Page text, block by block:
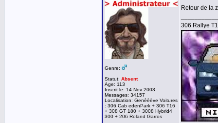
Genre:
Statut: Absent
Age: 113
Inscrit le: 14 Nov 2003
Messages: 34157
Localisation: Genèèève Voitures
: 306 Cab edenPark + 306 T16
+ 308 GT 180 + 3008 Hybrid4
300 + 206 Roland Garros
Retour de la
306 Rallye